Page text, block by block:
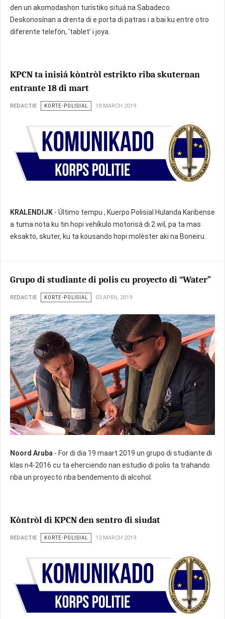
den un akomodashon turístiko situá na Sabadeco.
Deskonosínan a drenta di e porta di patras i a bai ku entre otro
diferente telefòn, ‘tablet’ i joya.
KPCN ta inisiá kòntròl estrikto riba skuternan
entrante 18 di mart
REDACTIE KORTE-POLISIAL 18 MARCH 2019
KRALENDIJK - Último tempu , Kuerpo Polisial Hulanda Karibense
a tuma nota ku tin hopi vehíkulo motorisá di 2 wil, pa ta mas
eksakto, skuter, ku ta kousando hopi molèster aki na Boneiru.
Grupo di studiante di polis cu proyecto di “Water”
REDACTIE KORTE-POLISIAL 03 APRIL 2019
Noord Aruba - For di dia 19 maart 2019 un grupo di studiante di
klas n4-2016 cu ta eherciendo nan estudio di polis ta trahando
riba un proyecto riba bendemento di alcohol.
Kòntròl di KPCN den sentro di siudat
REDACTIE KORTE-POLISIAL 13 MARCH 2019